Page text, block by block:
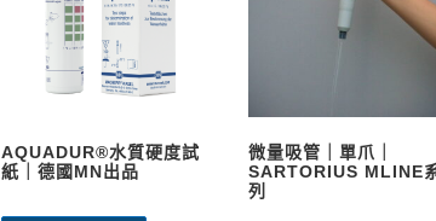
AQUADUR®水質硬度試
紙｜德國MN出品
微量吸管｜單爪｜
SARTORIUS MLINE
列